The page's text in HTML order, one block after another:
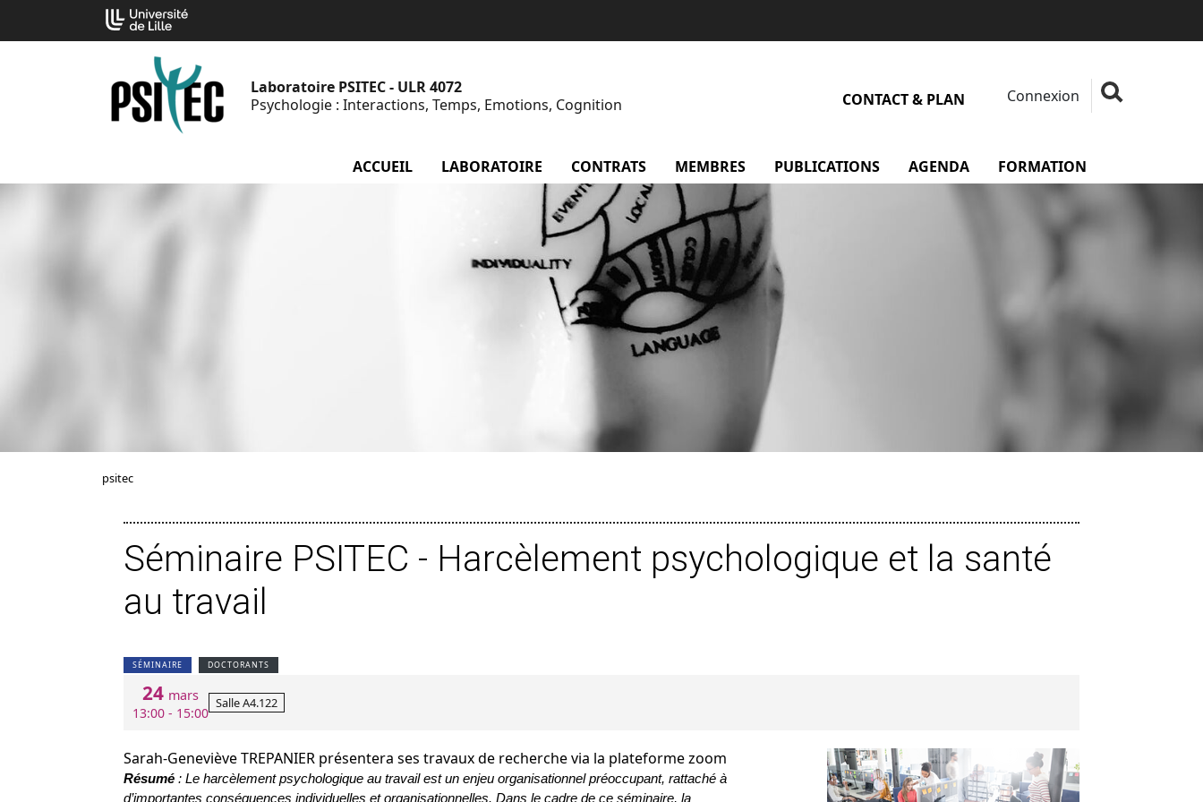
Laboratoire PSITEC - ULR 4072
Psychologie : Interactions, Temps, Emotions, Cognition
CONTACT & PLAN Connexion Rechercher
Fermer la
ACCUEIL LABORATOIRE menu Laboratoire
CONTRATS menu Contrats
MEMBRES menu Membres
PUBLICATIONS AGENDA FORMATION
psitec
Séminaire PSITEC - Harcèlement psychologique et la santé
au travail
SÉMINAIRE DOCTORANTS
24 mars
13:00 - 15:00
Salle A4.122
Sarah-Geneviève TREPANIER présentera ses travaux de recherche via la plateforme zoom
Résumé : Le harcèlement psychologique au travail est un enjeu organisationnel préoccupant, rattaché à
d’importantes conséquences individuelles et organisationnelles. Dans le cadre de ce séminaire, la
Cookies management panel